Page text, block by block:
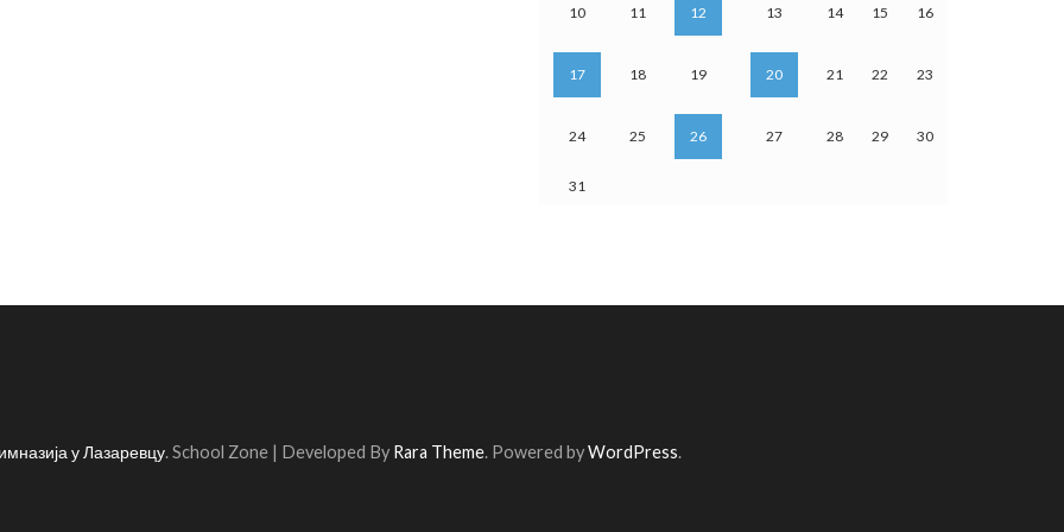
10 11 12 13 14 15 16
17 18 19 20 21 22 23
24 25 26 27 28 29 30
31
у Лазаревцу. School Zone | Developed By Rara Theme. Powered byWordPress.